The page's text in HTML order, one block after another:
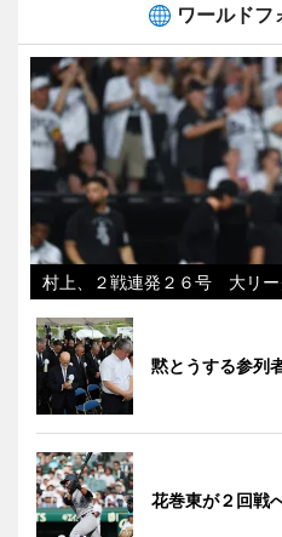
ワールドフ
村上、２戦連発２６号 大リ
黙とうする参列
花巻東が２回